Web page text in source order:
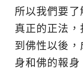
所以我們要
真正的正法
到佛性以後
身和佛的報